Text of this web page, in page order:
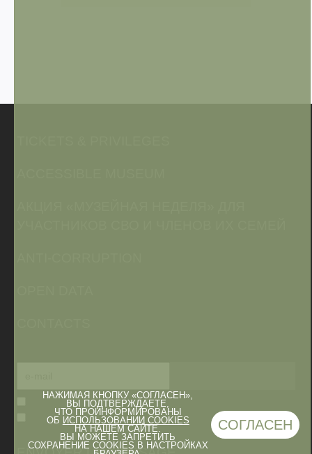
НАЖИМАЯ КНОПКУ «СОГЛАСЕН»,
ВЫ ПОДТВЕРЖДАЕТЕ,
ЧТО ПРОИНФОРМИРОВАНЫ
ОБ ИСПОЛЬЗОВАНИИ COOKIES
НА НАШЕМ САЙТЕ.
ВЫ МОЖЕТЕ ЗАПРЕТИТЬ
СОХРАНЕНИЕ COOKIES В НАСТРОЙКАХ
СОГЛАСЕН